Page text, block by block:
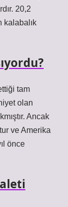
20,2
kalabalık
tam
olan
Ancak
ve Amerika
önce